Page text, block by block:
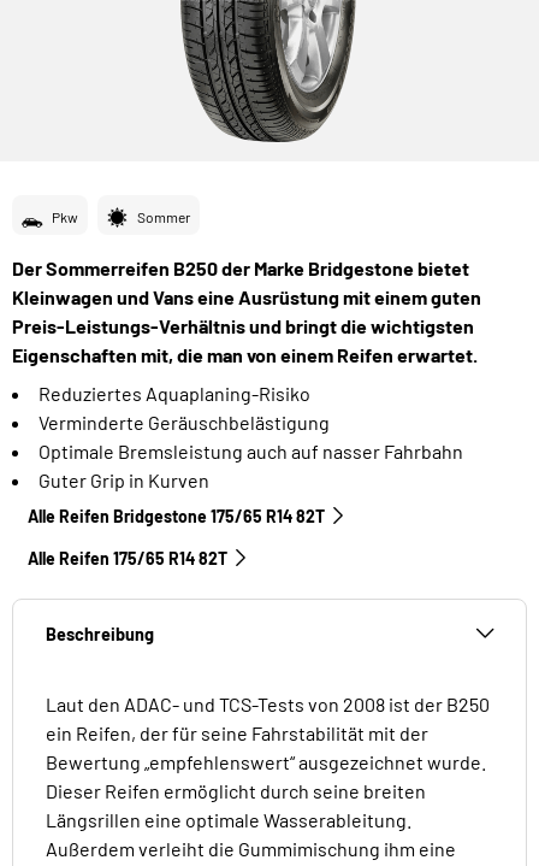
Pkw Sommer
Der Sommerreifen B250 der Marke Bridgestone bietet
Kleinwagen und Vans eine Ausrüstung mit einem guten
Preis-Leistungs-Verhältnis und bringt die wichtigsten
Eigenschaften mit, die man von einem Reifen erwartet.
Reduziertes Aquaplaning-Risiko
Verminderte Geräuschbelästigung
Optimale Bremsleistung auch auf nasser Fahrbahn
Guter Grip in Kurven
Alle Reifen Bridgestone 175/65 R14 82T
Alle Reifen‎ 175/65 R14 82T
Beschreibung
Laut den ADAC- und TCS-Tests von 2008 ist der B250
ein Reifen, der für seine Fahrstabilität mit der
Bewertung „empfehlenswert“ ausgezeichnet wurde.
Dieser Reifen ermöglicht durch seine breiten
Längsrillen eine optimale Wasserableitung.
Außerdem verleiht die Gummimischung ihm eine